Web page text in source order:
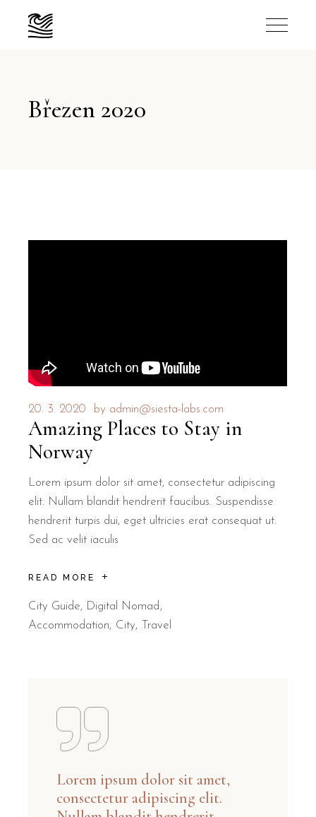
Březen 2020
20. 3. 2020 by admin@siesta-labs.com
Amazing Places to Stay in
Norway
Lorem ipsum dolor sit amet, consectetur adipiscing
elit. Nullam blandit hendrerit faucibus. Suspendisse
hendrerit turpis dui, eget ultricies erat consequat ut.
Sed ac velit iaculis
READ MORE
City Guide, Digital Nomad
Accommodation
City Travel
Lorem ipsum dolor sit amet,
consectetur adipiscing elit.